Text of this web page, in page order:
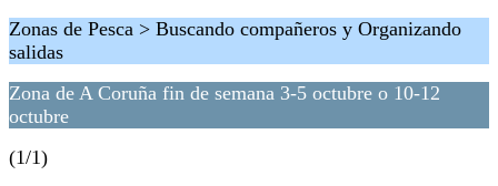
Zonas de Pesca > Buscando compañeros y Organizando
salidas
Zona de A Coruña fin de semana 3-5 octubre o 10-12
octubre
(1/1)